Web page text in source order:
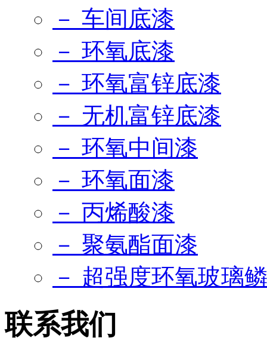
－ 车间底漆
－ 环氧底漆
－ 环氧富锌底漆
－ 无机富锌底漆
－ 环氧中间漆
－ 环氧面漆
－ 丙烯酸漆
－ 聚氨酯面漆
－ 超强度环氧玻璃
联系我们